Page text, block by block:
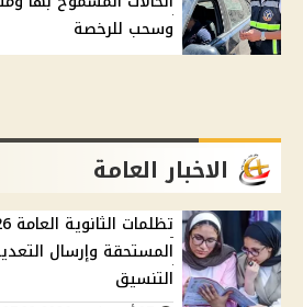
وسحب للرخصة
الاخبار العامة
المستحقة وإرسال
التنسيق